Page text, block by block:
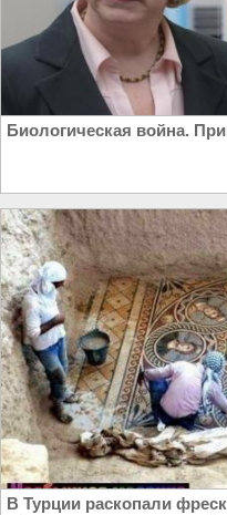
Биологическая война.
В Турции раскопали